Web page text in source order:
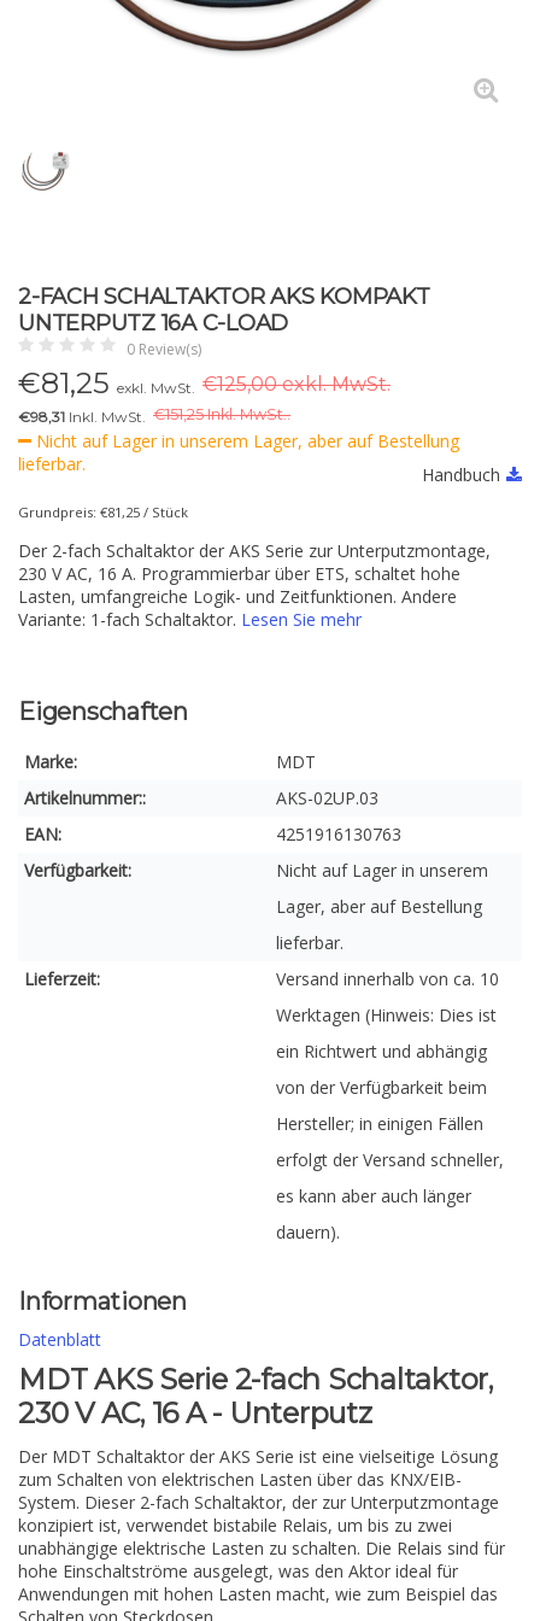
2-FACH SCHALTAKTOR AKS KOMPAKT
UNTERPUTZ 16A C-LOAD
0 Review(s)
€81,25 exkl. MwSt. €125,00 exkl. MwSt.
€98,31 Inkl. MwSt. €151,25 Inkl. MwSt..
Nicht auf Lager in unserem Lager, aber auf Bestellung
lieferbar.
Handbuch
Grundpreis: €81,25 / Stück
Der 2-fach Schaltaktor der AKS Serie zur Unterputzmontage,
230 V AC, 16 A. Programmierbar über ETS, schaltet hohe
Lasten, umfangreiche Logik- und Zeitfunktionen. Andere
Variante: 1-fach Schaltaktor. Lesen Sie mehr
Eigenschaften
Marke:
MDT
Artikelnummer::
AKS-02UP.03
EAN:
4251916130763
Verfügbarkeit:
Nicht auf Lager in unserem
Lager, aber auf Bestellung
lieferbar.
Lieferzeit:
Versand innerhalb von ca. 10
Werktagen (Hinweis: Dies ist
ein Richtwert und abhängig
von der Verfügbarkeit beim
Hersteller; in einigen Fällen
erfolgt der Versand schneller,
es kann aber auch länger
dauern).
Informationen
Datenblatt
MDT AKS Serie 2-fach Schaltaktor,
230 V AC, 16 A - Unterputz
Der MDT Schaltaktor der AKS Serie ist eine vielseitige Lösung
zum Schalten von elektrischen Lasten über das KNX/EIB-
System. Dieser 2-fach Schaltaktor, der zur Unterputzmontage
konzipiert ist, verwendet bistabile Relais, um bis zu zwei
unabhängige elektrische Lasten zu schalten. Die Relais sind für
hohe Einschaltströme ausgelegt, was den Aktor ideal für
Anwendungen mit hohen Lasten macht, wie zum Beispiel das